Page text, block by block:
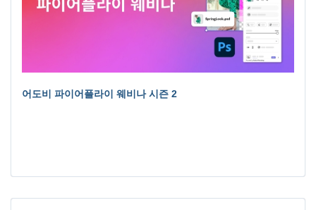
어도비 파이어플라이 웨비나 시즌 2